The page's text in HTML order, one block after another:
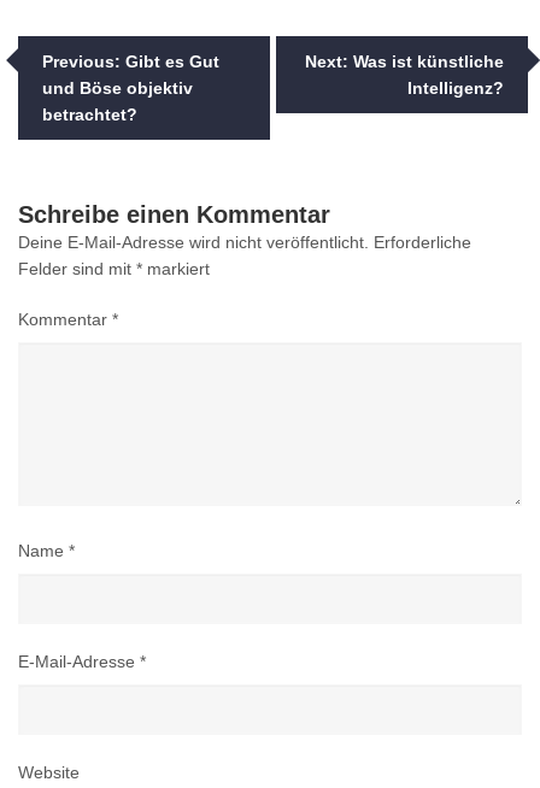
Beitragsnavigation
Previous: Gibt es Gut
und Böse objektiv
betrachtet?
Next: Was ist künstliche
Intelligenz?
Schreibe einen Kommentar
Deine E-Mail-Adresse wird nicht veröffentlicht. Erforderliche
Felder sind mit * markiert
Kommentar *
Name *
E-Mail-Adresse *
Website